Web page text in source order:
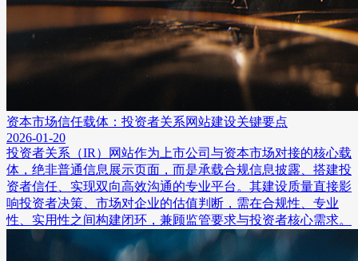
资本市场信任载体：投资者关系网站建设关键要点
2026-01-20
投资者关系（IR）网站作为上市公司与资本市场对接的核心载
体，绝非普通信息展示页面，而是承载合规信息披露、搭建投
资者信任、实现双向高效沟通的专业平台。其建设质量直接影
响投资者决策、市场对企业的估值判断，需在合规性、专业
性、实用性之间构建闭环，兼顾监管要求与投资者核心需求。